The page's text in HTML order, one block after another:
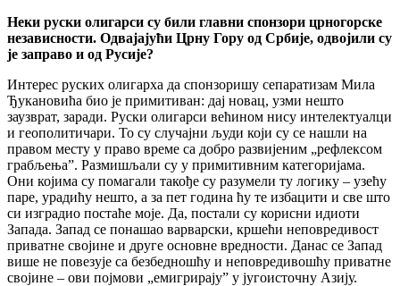
Неки руски олигарси су били главни спонзори црногорске
независности. Одвајајући Црну Гору од Србије, одвојили су
је заправо и од Русије?
Интерес руских олигарха да спонзоришу сепаратизам Мила
Ђукановића био је примитиван: дај новац, узми нешто
заузврат, заради. Руски олигарси већином нису интелектуалци
и геополитичари. То су случајни људи који су се нашли на
правом месту у право време са добро развијеним „рефлексом
грабљења”. Размишљали су у примитивним категоријама.
Они којима су помагали такође су разумели ту логику – узећу
паре, урадићу нешто, а за пет година ћу те избацити и све што
си изградио постаће моје. Да, постали су корисни идиоти
Запада. Запад се понашао варварски, кршећи неповредивост
приватне својине и друге основне вредности. Данас се Запад
више не повезује са безбедношћу и неповредивошћу приватне
својине – ови појмови „емигрирају” у југоисточну Азију.